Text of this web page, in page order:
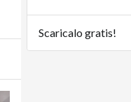
Scaricalo gratis!